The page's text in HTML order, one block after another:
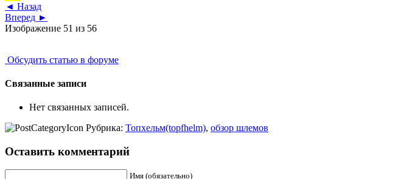
◄ Назад
Вперед ►
Изображение 51 из 56
Обсудить статью в форуме
Связанные записи
Нет связанных записей.
Рубрика: Топхельм(topfhelm), обзор шлемов
Оставить комментарий
Имя (обязательно)